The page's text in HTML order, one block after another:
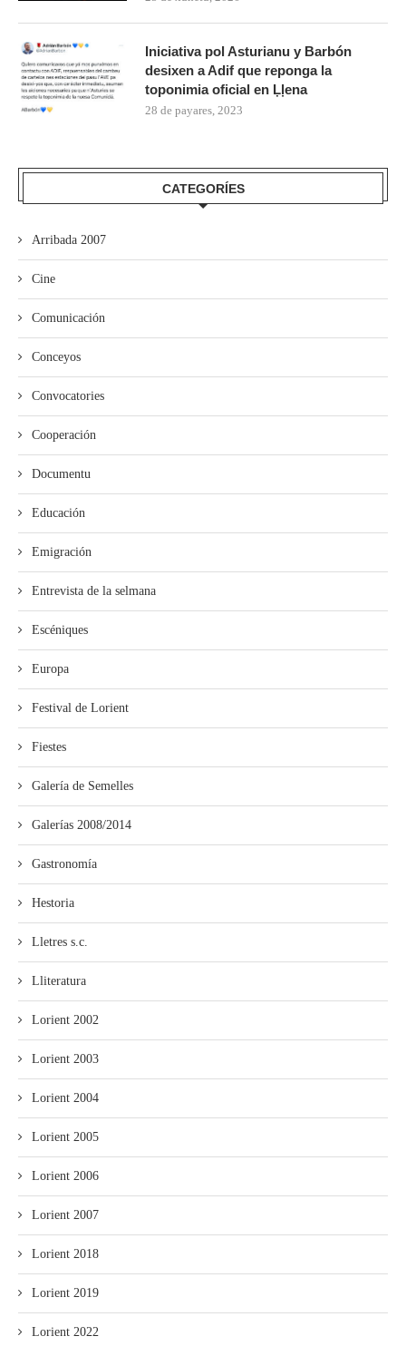
Iniciativa pol Asturianu y Barbón
desixen a Adif que reponga la
toponimia oficial en Ḷḷena
28 de payares, 2023
CATEGORÍES
Arribada 2007
Cine
Comunicación
Conceyos
Convocatories
Cooperación
Documentu
Educación
Emigración
Entrevista de la selmana
Escéniques
Europa
Festival de Lorient
Fiestes
Galería de Semelles
Galerías 2008/2014
Gastronomía
Hestoria
Lletres s.c.
Lliteratura
Lorient 2002
Lorient 2003
Lorient 2004
Lorient 2005
Lorient 2006
Lorient 2007
Lorient 2018
Lorient 2019
Lorient 2022